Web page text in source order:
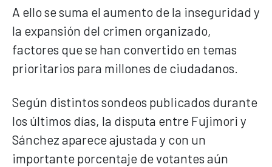
A ello se suma el aumento de la inseguridad y
la expansión del crimen organizado,
factores que se han convertido en temas
prioritarios para millones de ciudadanos.
Según distintos sondeos publicados durante
los últimos días, la disputa entre Fujimori y
Sánchez aparece ajustada y con un
importante porcentaje de votantes aún